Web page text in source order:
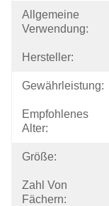
Allgemeine
Verwendung:
Hersteller:
Gewährleistung:
Empfohlenes
Alter:
Größe:
Zahl Von
Fächern: